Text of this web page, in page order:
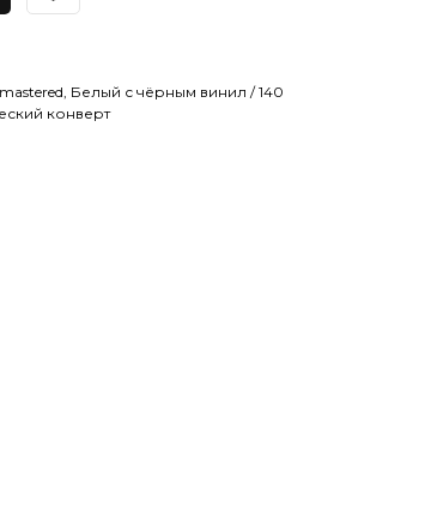
Белый с чёрным винил / 140
конверт